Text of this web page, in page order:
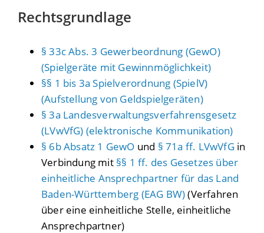
Rechtsgrundlage
§ 33c Abs. 3 Gewerbeordnung (GewO)
(Spielgeräte mit Gewinnmöglichkeit)
§§ 1 bis 3a Spielverordnung (SpielV)
(Aufstellung von Geldspielgeräten)
§ 3a Landesverwaltungsverfahrensgesetz
(LVwVfG) (elektronische Kommunikation)
§ 6b Absatz 1 GewO und § 71a ff. LVwVfGin
Verbindung mit §§ 1 ff. des Gesetzes über
einheitliche Ansprechpartner für das Land
Baden-Württemberg (EAG BW)(Verfahren
über eine einheitliche Stelle, einheitliche
Ansprechpartner)